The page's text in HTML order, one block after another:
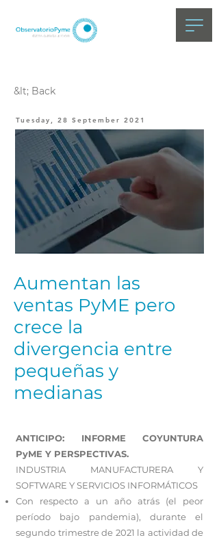
&lt; Back
Tuesday, 28 September 2021
Aumentan las
ventas PyME pero
crece la
divergencia entre
pequeñas y
medianas
ANTICIPO: INFORME COYUNTURA
PyME Y PERSPECTIVAS.
INDUSTRIA MANUFACTURERA Y
SOFTWARE Y SERVICIOS INFORMÁTICOS
Con respecto a un año atrás (el peor
período bajo pandemia), durante el
segundo trimestre de 2021 la actividad de